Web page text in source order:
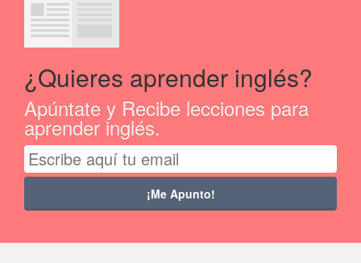
¿Quieres aprender inglés?
Apúntate y Recibe lecciones para
aprender inglés.